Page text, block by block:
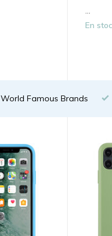
...
En
World Famous Brands